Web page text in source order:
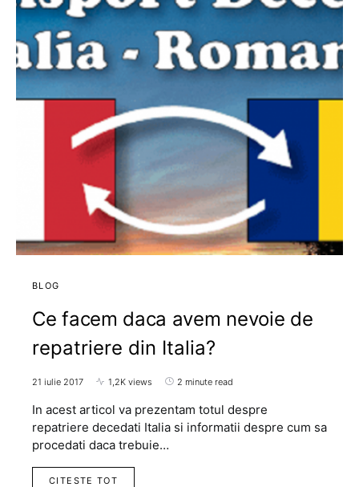
BLOG
Ce facem daca avem nevoie de
repatriere din Italia?
21 iulie 2017 1,2K views 2 minute read
In acest articol va prezentam totul despre
repatriere decedati Italia si informatii despre cum sa
procedati daca trebuie…
CITESTE TOT